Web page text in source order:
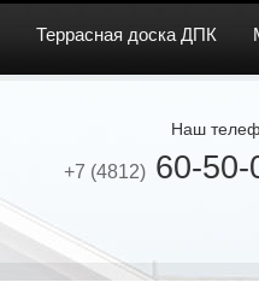
Террасная доска ДПК
Наш
+7 (4812) 60-50-